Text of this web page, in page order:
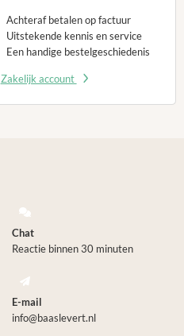
Achteraf betalen op factuur
Uitstekende kennis en service
Een handige bestelgeschiedenis
Zakelijk account
Chat
Reactie binnen 30 minuten
E-mail
info@baaslevert.nl